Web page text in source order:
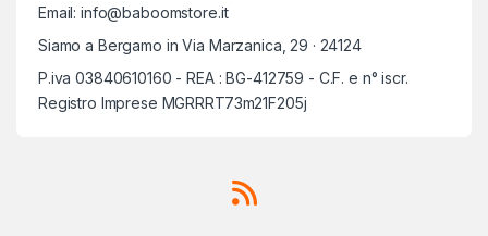
Email: info@baboomstore.it
Siamo a Bergamo in Via Marzanica, 29 · 24124
P.iva 03840610160 - REA : BG-412759 - C.F. e n° iscr.
Registro Imprese MGRRRT73m21F205j